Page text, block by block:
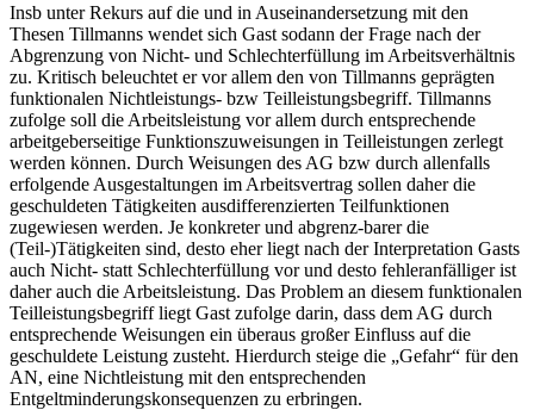
Insb unter Rekurs auf die und in Auseinandersetzung mit den
Thesen Tillmanns wendet sich Gast sodann der Frage nach der
Abgrenzung von Nicht- und Schlechterfüllung im Arbeitsverhältnis
zu. Kritisch beleuchtet er vor allem den von Tillmanns geprägten
funktionalen Nichtleistungs- bzw Teilleistungsbegriff. Tillmanns
zufolge soll die Arbeitsleistung vor allem durch entsprechende
arbeitgeberseitige Funktionszuweisungen in Teilleistungen zerlegt
werden können. Durch Weisungen des AG bzw durch allenfalls
erfolgende Ausgestaltungen im Arbeitsvertrag sollen daher die
geschuldeten Tätigkeiten ausdifferenzierten Teilfunktionen
zugewiesen werden. Je konkreter und abgrenz-barer die
(Teil-)Tätigkeiten sind, desto eher liegt nach der Interpretation Gasts
auch Nicht- statt Schlechterfüllung vor und desto fehleranfälliger ist
daher auch die Arbeitsleistung. Das Problem an diesem funktionalen
Teilleistungsbegriff liegt Gast zufolge darin, dass dem AG durch
entsprechende Weisungen ein überaus großer Einfluss auf die
geschuldete Leistung zusteht. Hierdurch steige die „Gefahr“ für den
AN, eine Nichtleistung mit den entsprechenden
Entgeltminderungskonsequenzen zu erbringen.